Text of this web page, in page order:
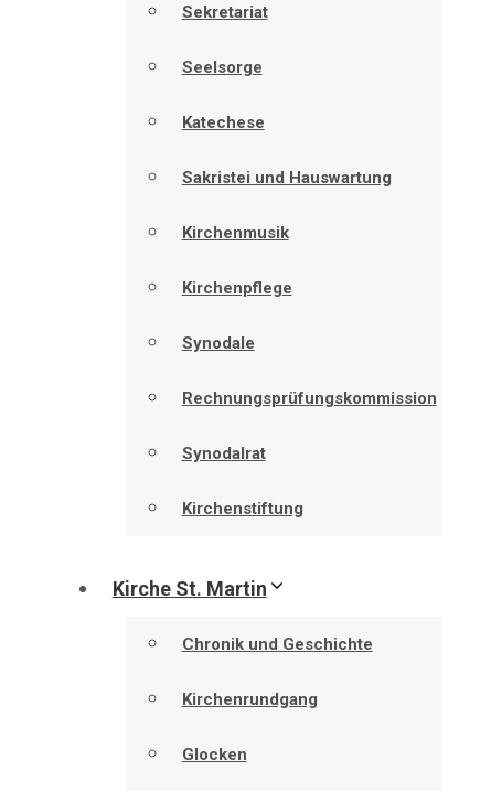
Sekretariat
Seelsorge
Katechese
Sakristei und Hauswartung
Kirchenmusik
Kirchenpflege
Synodale
Rechnungsprüfungskommission
Synodalrat
Kirchenstiftung
Kirche St. Martin
Chronik und Geschichte
Kirchenrundgang
Glocken